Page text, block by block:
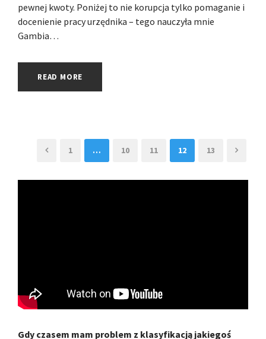
pewnej kwoty. Poniżej to nie korupcja tylko pomaganie i
docenienie pracy urzędnika – tego nauczyła mnie
Gambia…
READ MORE
1 … 10 11 12 13
Gdy czasem mam problem z klasyfikacją jakiegoś